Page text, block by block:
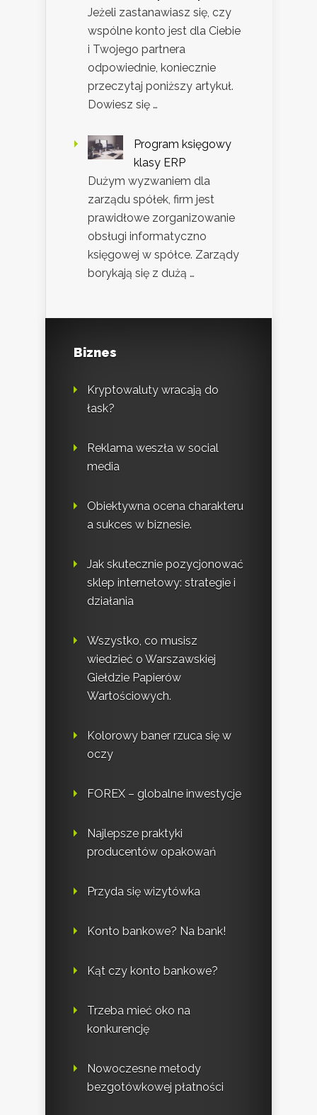
Jeżeli zastanawiasz się, czy
wspólne konto jest dla Ciebie
i Twojego partnera
odpowiednie, koniecznie
przeczytaj poniższy artykuł.
Dowiesz się …
Program księgowy
klasy ERP
Dużym wyzwaniem dla
zarządu spółek, firm jest
prawidłowe zorganizowanie
obsługi informatyczno
księgowej w spółce. Zarządy
borykają się z dużą …
Biznes
Kryptowaluty wracają do
łask?
Reklama weszła w social
media
Obiektywna ocena charakteru
a sukces w biznesie.
Jak skutecznie pozycjonować
sklep internetowy: strategie i
działania
Wszystko, co musisz
wiedzieć o Warszawskiej
Giełdzie Papierów
Wartościowych.
Kolorowy baner rzuca się w
oczy
FOREX – globalne inwestycje
Najlepsze praktyki
producentów opakowań
Przyda się wizytówka
Konto bankowe? Na bank!
Kąt czy konto bankowe?
Trzeba mieć oko na
konkurencję
Nowoczesne metody
bezgotówkowej płatności